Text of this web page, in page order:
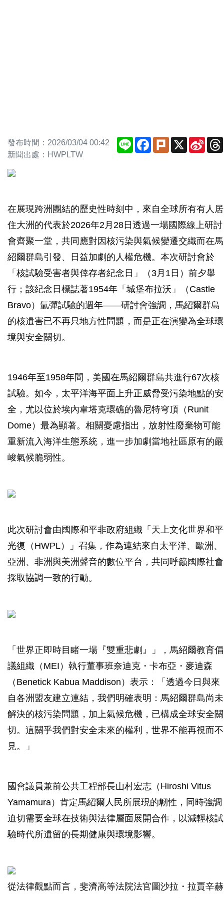
發布時間：2026/03/04 00:42
新聞出處：HWPLTW
Line Facebook
Plurk X
Sina
在展現跨洲團結的歷史性時刻中，來自全球所有有人居
住大洲的代表於2026年2月28日透過一場國際線上研討
會齊聚一堂，共同應對因核污染與氣候變遷交織而在馬
紹爾群島引發、日益加劇的人權危機。本次研討會於
「核試驗受害者與倖存者紀念日」（3月1日）前夕舉
行；該紀念日標誌著1954年「城堡布拉沃」（Castle
Bravo）氫彈試驗的週年——研討會強調，馬紹爾群島
的核遺害已不再只地方性問題，而是正在演變為全球環
境與安全關切。
1946年至1958年間，美國在馬紹爾群島共進行67次核
試驗。如今，太平洋海平面上升正威脅受污染地點的安
全，尤以位於埃內韋塔克環礁的魯尼特穹頂（Runit
Dome）最為顯著。相關憂慮指出，放射性廢棄物可能
重新流入海洋生態系統，進一步加劇當地社區原有的嚴
峻氣候脆弱性。
此次研討會由國際和平非政府組織「天上文化世界和平
光復（HWPL）」召集，作為連結來自太平洋、歐洲、
亞洲、非洲與美洲聲音的數位平台，共同呼籲國際社會
採取協調一致的行動。
「世界正即時目睹一場『雙重悲劇』」，馬紹爾教育倡
議組織（MEI）執行董事班奈迪克・卡布亞・麥迪森
（Benetick Kabua Maddison）表示：「透過今日與來
自各洲盟友建立連結，我們明確表明：馬紹爾群島尚未
解決的核污染問題，加上氣候危機，已構成全球安全關
切。這關乎我們對安全未來的權利，世界不能再視而不
見。」
國會議員兼前公共工程部長山村宏志（Hiroshi Vitus
Yamamura）肯定馬紹爾人民所展現的韌性，同時強調
迫切需要全球在技術與法律層面展開合作，以減輕核試
驗時代所遺留的長期健康與環境影響。
從法律觀點而言，斐濟高等法院法官圖沙拉・拉賈辛赫